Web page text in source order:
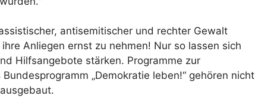
antisemitischer und rechter Gewalt
Anliegen ernst zu nehmen! Nur so lassen sich
Hilfsangebote stärken. Programme zur
„Demokratie leben!“ gehören nicht